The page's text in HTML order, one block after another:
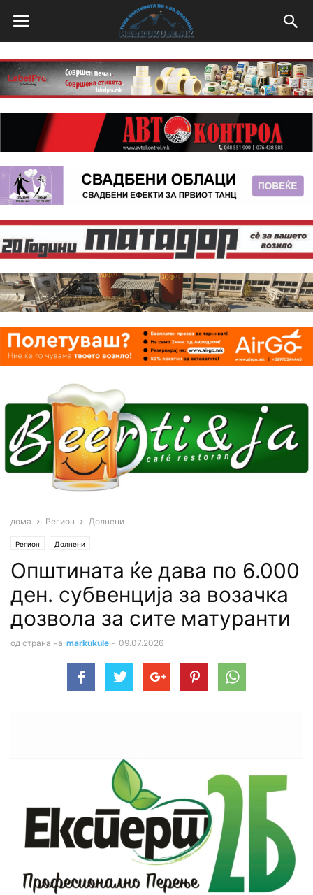
дома Регион Долнени
Регион Долнени
Oпштината ќе дава по 6.000
ден. субвенција за возачка
дозвола за сите матуранти
од страна на markukule - 09.07.2026